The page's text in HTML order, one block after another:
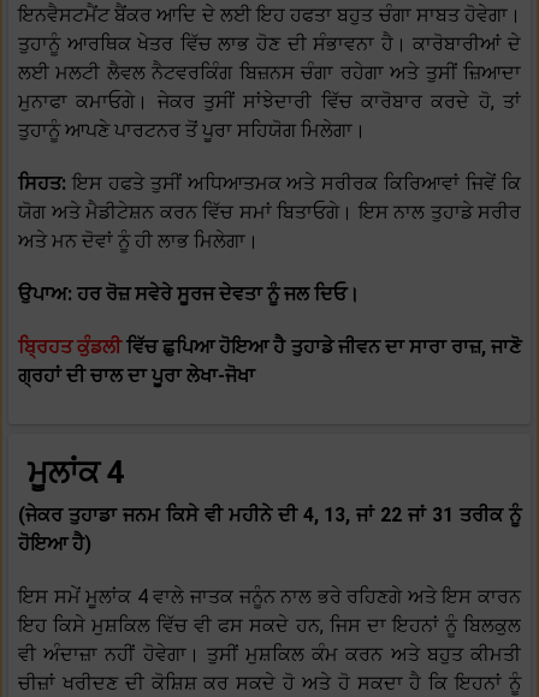
ਇਨਵੈਸਟਮੈਂਟ ਬੈਂਕਰ ਆਦਿ ਦੇ ਲਈ ਇਹ ਹਫਤਾ ਬਹੁਤ ਚੰਗਾ ਸਾਬਤ ਹੋਵੇਗਾ।
ਤੁਹਾਨੂੰ ਆਰਥਿਕ ਖੇਤਰ ਵਿੱਚ ਲਾਭ ਹੋਣ ਦੀ ਸੰਭਾਵਨਾ ਹੈ। ਕਾਰੋਬਾਰੀਆਂ ਦੇ
ਲਈ ਮਲਟੀ ਲੈਵਲ ਨੈਟਵਰਕਿੰਗ ਬਿਜ਼ਨਸ ਚੰਗਾ ਰਹੇਗਾ ਅਤੇ ਤੁਸੀਂ ਜ਼ਿਆਦਾ
ਮੁਨਾਫਾ ਕਮਾਓਗੇ। ਜੇਕਰ ਤੁਸੀਂ ਸਾਂਝੇਦਾਰੀ ਵਿੱਚ ਕਾਰੋਬਾਰ ਕਰਦੇ ਹੋ, ਤਾਂ
ਤੁਹਾਨੂੰ ਆਪਣੇ ਪਾਰਟਨਰ ਤੋਂ ਪੂਰਾ ਸਹਿਯੋਗ ਮਿਲੇਗਾ।
ਸਿਹਤ:ਇਸ ਹਫਤੇ ਤੁਸੀਂ ਅਧਿਆਤਮਕ ਅਤੇ ਸਰੀਰਕ ਕਿਰਿਆਵਾਂ ਜਿਵੇਂ ਕਿ
ਯੋਗ ਅਤੇ ਮੈਡੀਟੇਸ਼ਨ ਕਰਨ ਵਿੱਚ ਸਮਾਂ ਬਿਤਾਓਗੇ। ਇਸ ਨਾਲ ਤੁਹਾਡੇ ਸਰੀਰ
ਅਤੇ ਮਨ ਦੋਵਾਂ ਨੂੰ ਹੀ ਲਾਭ ਮਿਲੇਗਾ।
ਉਪਾਅ: ਹਰ ਰੋਜ਼ ਸਵੇਰੇ ਸੂਰਜ ਦੇਵਤਾ ਨੂੰ ਜਲ ਦਿਓ।
ਬ੍ਰਿਹਤ ਕੁੰਡਲੀਵਿੱਚ ਛੁਪਿਆ ਹੋਇਆ ਹੈ ਤੁਹਾਡੇ ਜੀਵਨ ਦਾ ਸਾਰਾ ਰਾਜ਼, ਜਾਣੋ
ਗ੍ਰਹਾਂ ਦੀ ਚਾਲ ਦਾ ਪੂਰਾ ਲੇਖਾ-ਜੋਖਾ
ਮੂਲਾਂਕ 4
(ਜੇਕਰ ਤੁਹਾਡਾ ਜਨਮ ਕਿਸੇ ਵੀ ਮਹੀਨੇ ਦੀ 4, 13, ਜਾਂ 22 ਜਾਂ 31 ਤਰੀਕ ਨੂੰ
ਹੋਇਆ ਹੈ)
ਇਸ ਸਮੇਂ ਮੂਲਾਂਕ 4 ਵਾਲੇ ਜਾਤਕ ਜਨੂੰਨ ਨਾਲ ਭਰੇ ਰਹਿਣਗੇ ਅਤੇ ਇਸ ਕਾਰਨ
ਇਹ ਕਿਸੇ ਮੁਸ਼ਕਿਲ ਵਿੱਚ ਵੀ ਫਸ ਸਕਦੇ ਹਨ, ਜਿਸ ਦਾ ਇਹਨਾਂ ਨੂੰ ਬਿਲਕੁਲ
ਵੀ ਅੰਦਾਜ਼ਾ ਨਹੀਂ ਹੋਵੇਗਾ। ਤੁਸੀਂ ਮੁਸ਼ਕਿਲ ਕੰਮ ਕਰਨ ਅਤੇ ਬਹੁਤ ਕੀਮਤੀ
ਚੀਜ਼ਾਂ ਖਰੀਦਣ ਦੀ ਕੋਸ਼ਿਸ਼ ਕਰ ਸਕਦੇ ਹੋ ਅਤੇ ਹੋ ਸਕਦਾ ਹੈ ਕਿ ਇਹਨਾਂ ਨੂੰ